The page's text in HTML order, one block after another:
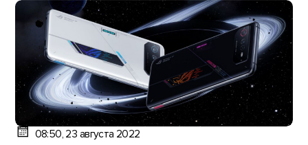
08:50, 23 августа 2022